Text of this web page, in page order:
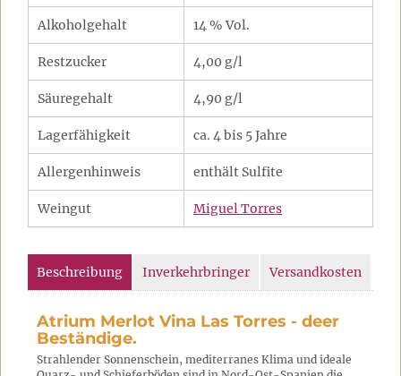
Alkoholgehalt 14 % Vol.
Restzucker 4,00 g/l
Säuregehalt 4,90 g/l
Lagerfähigkeit ca. 4 bis 5 Jahre
Allergenhinweis enthält Sulfite
Weingut Miguel Torres
Beschreibung Inverkehrbringer Versandkosten
Atrium Merlot Vina Las Torres - deer
Beständige.
Strahlender Sonnenschein, mediterranes Klima und ideale